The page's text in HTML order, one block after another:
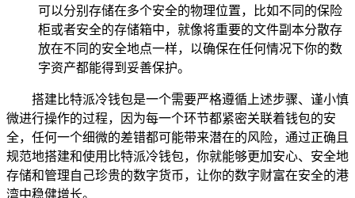
可以分别存储在多个安全的物理位置，比如不同的保险
柜或者安全的存储箱中，就像将重要的文件副本分散存
放在不同的安全地点一样，以确保在任何情况下你的数
字资产都能得到妥善保护。
搭建比特派冷钱包是一个需要严格遵循上述步骤、谨小慎
微进行操作的过程，因为每一个环节都紧密关联着钱包的安
全，任何一个细微的差错都可能带来潜在的风险，通过正确且
规范地搭建和使用比特派冷钱包，你就能够更加安心、安全地
存储和管理自己珍贵的数字货币，让你的数字财富在安全的港
湾中稳健增长。